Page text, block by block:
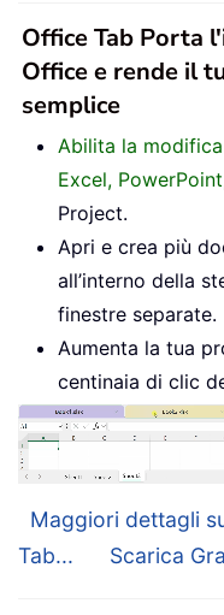
Office Tab Porta
Office e rende il
semplice
Abilita la
Excel, PowerPoint
Project.
Apri e crea più
all’interno della
finestre separate.
Aumenta la tua
centinaia di clic
Maggiori dettagli
Tab...
Scarica